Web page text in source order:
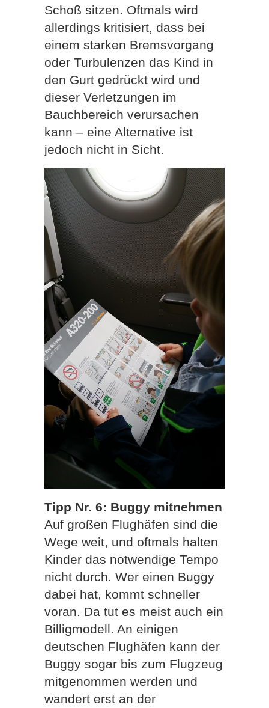
Schoß sitzen. Oftmals wird
allerdings kritisiert, dass bei
einem starken Bremsvorgang
oder Turbulenzen das Kind in
den Gurt gedrückt wird und
dieser Verletzungen im
Bauchbereich verursachen
kann – eine Alternative ist
jedoch nicht in Sicht.
Tipp Nr. 6: Buggy mitnehmen
Auf großen Flughäfen sind die
Wege weit, und oftmals halten
Kinder das notwendige Tempo
nicht durch. Wer einen Buggy
dabei hat, kommt schneller
voran. Da tut es meist auch ein
Billigmodell. An einigen
deutschen Flughäfen kann der
Buggy sogar bis zum Flugzeug
mitgenommen werden und
wandert erst an der